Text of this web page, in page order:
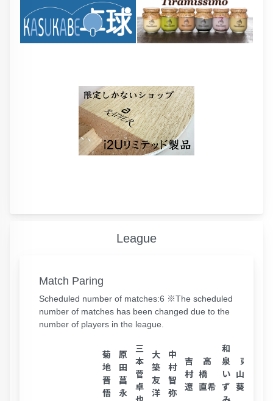
League
Match Paring
Scheduled number of matches:6 ※The scheduled
number of matches has been changed due to the
number of players in the league.
菊
地
晋
悟
原
田
菖
永
三
本
菅
卓
大
築
友
洋
中
村
智
弥
吉
村
遼
高
橋
直希
和
泉
い
ず
東
山
葵飛